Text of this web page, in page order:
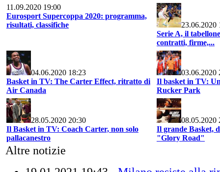
11.09.2020 19:00
Eurosport Supercoppa 2020: programma,
risultati, classifiche
23.06.2020
Serie A, il
contratti, firme,...
04.06.2020 18:23
Basket in TV: The Carter Effect, ritratto di
Air Canada
03.06.2020
Il basket in TV:
Rucker Park
28.05.2020 20:30
Il Basket in TV: Coach Carter, non solo
pallacanestro
08.05.2020
Il grande Basket,
"Glory Road"
Altre notizie